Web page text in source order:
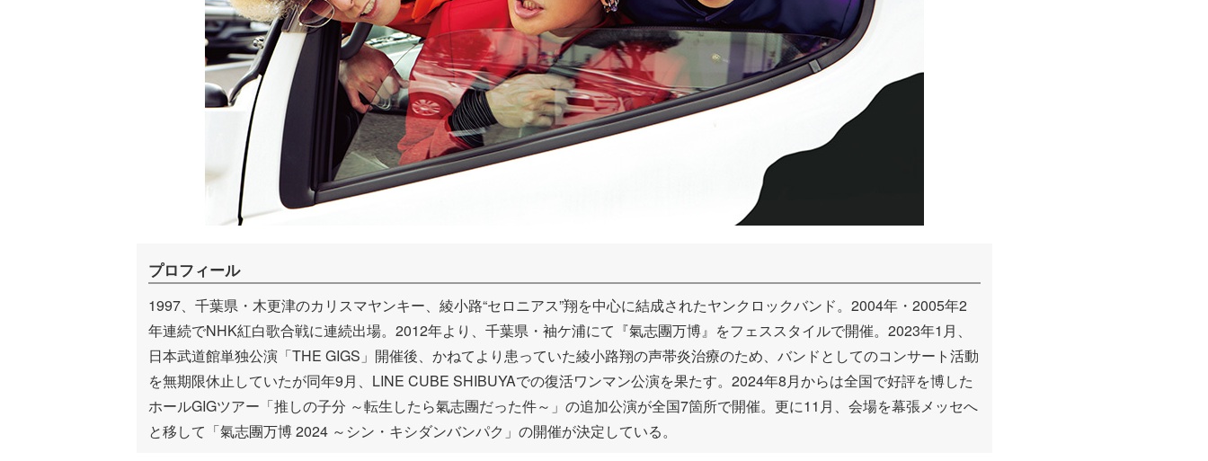
プロフィール
1997、千葉県・木更津のカリスマヤンキー、綾小路“セロニアス”翔を中心に結成されたヤンクロックバンド。2004年・2005年2
年連続でNHK紅白歌合戦に連続出場。2012年より、千葉県・袖ケ浦にて『氣志團万博』をフェススタイルで開催。2023年1月、
日本武道館単独公演「THE GIGS」開催後、かねてより患っていた綾小路翔の声帯炎治療のため、バンドとしてのコンサート活動
を無期限休止していたが同年9月、LINE CUBE SHIBUYAでの復活ワンマン公演を果たす。2024年8月からは全国で好評を博した
ホールGIGツアー「推しの子分 ～転生したら氣志團だった件～」の追加公演が全国7箇所で開催。更に11月、会場を幕張メッセへ
と移して「氣志團万博 2024 ～シン・キシダンバンパク」の開催が決定している。